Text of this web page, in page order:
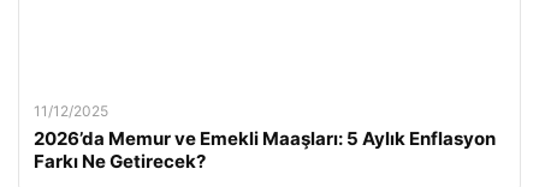
11/12/2025
2026’da Memur ve Emekli Maaşları: 5 Aylık Enflasyon
Farkı Ne Getirecek?